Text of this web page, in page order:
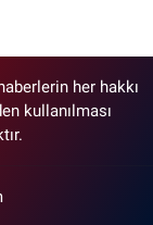
her hakkı
kullanılması